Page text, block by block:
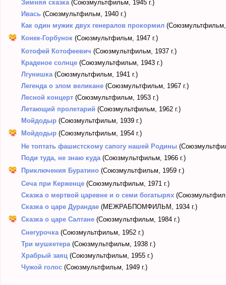
Зимняя сказка(Союзмультфильм, 1945 г.)
Ивась (Союзмультфильм, 1940 г.)
Как один мужик двух генералов прокормил
Конек-Горбунок (Союзмультфильм, 1947 г.)
Котофей Котофеевич (Союзмультфильм, 1937 г.)
Краденое солнце (Союзмультфильм, 1943 г.)
Лгунишка(Союзмультфильм, 1941 г.)
Легенда о злом великане (Союзмультфильм, 1967 г.)
Лесной концерт (Союзмультфильм, 1953 г.)
Летающий пролетарий (Союзмультфильм, 1962 г.)
Мойдодыр (Союзмультфильм, 1939 г.)
Мойдодыр (Союзмультфильм, 1954 г.)
Не топтать фашистскому сапогу нашей Родины
Поди туда, не знаю куда(Союзмультфильм, 1966 г.)
Приключения Буратино (Союзмультфильм, 1959 г.)
Сеча при Керженце (Союзмультфильм, 1971 г.)
Сказка о мертвой царевне и о семи богатырях
Сказка о царе Дурандае (МЕЖРАБПОМФИЛЬМ, 1934 г.)
Сказка о царе Салтане (Союзмультфильм, 1984 г.)
Снегурочка(Союзмультфильм, 1952 г.)
Три мушкетера(Союзмультфильм, 1938 г.)
Храбрый заяц (Союзмультфильм, 1955 г.)
Чужой голос (Союзмультфильм, 1949 г.)